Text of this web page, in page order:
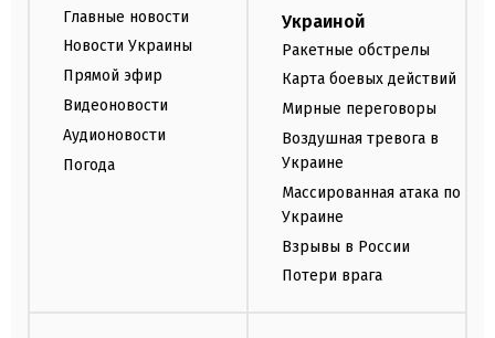
Главные новости
Новости Украины
Прямой эфир
Видеоновости
Аудионовости
Погода
Украиной
Ракетные обстрелы
Карта боевых действий
Мирные переговоры
Воздушная тревога в
Украине
Массированная атака по
Украине
Взрывы в России
Потери врага